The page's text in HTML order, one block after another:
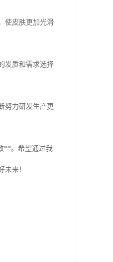
使皮肤更加光滑
发质和需求选择
努力研发生产更
**。希望通过我
来！